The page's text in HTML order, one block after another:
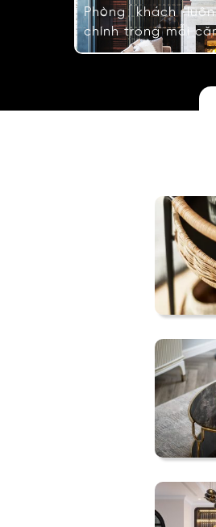
Phòng khách
chính trong mỗi
nơi tiếp khách,
KIM khám phá
nguyên tắc thiết